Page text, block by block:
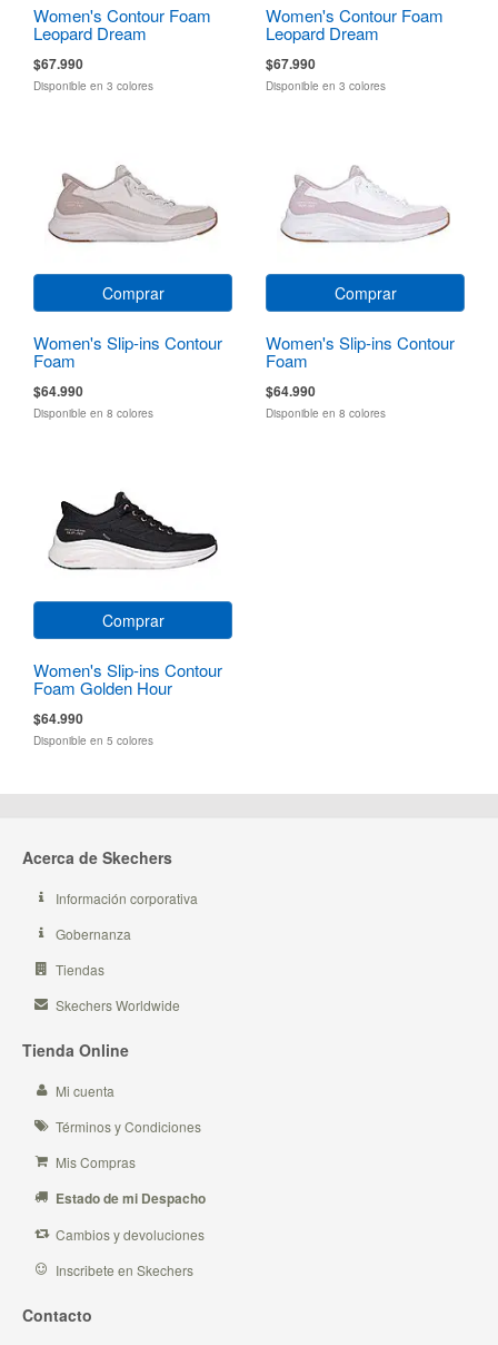
Women's Contour Foam
Leopard Dream
$67.990
Disponible en 3 colores
Women's Contour Foam
Leopard Dream
$67.990
Disponible en 3 colores
Comprar
Women's Slip-ins Contour
Foam
$64.990
Disponible en 8 colores
Comprar
Women's Slip-ins Contour
Foam
$64.990
Disponible en 8 colores
Comprar
Women's Slip-ins Contour
Foam Golden Hour
$64.990
Disponible en 5 colores
Acerca de Skechers
Información corporativa
Gobernanza
Tiendas
Skechers Worldwide
Tienda Online
Mi cuenta
Términos y Condiciones
Mis Compras
Estado de mi Despacho
Cambios y devoluciones
Inscribete en Skechers
Contacto